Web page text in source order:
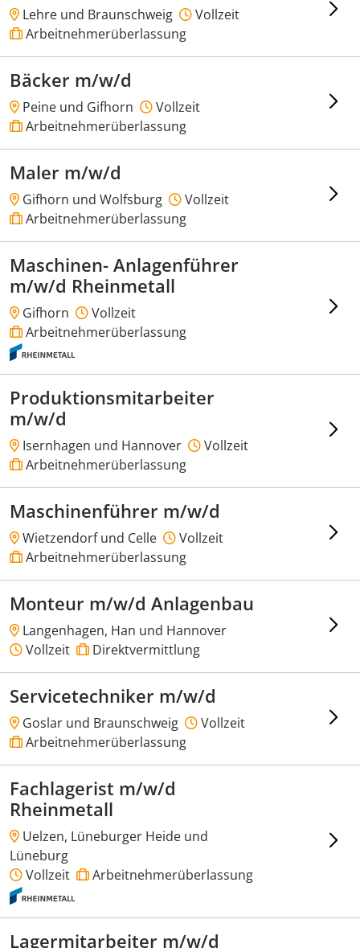
Lehre und Braunschweig
Vollzeit
Arbeitnehmerüberlassung
Bäcker m/w/d
Peine und Gifhorn
Vollzeit
Arbeitnehmerüberlassung
Maler m/w/d
Gifhorn und Wolfsburg
Vollzeit
Arbeitnehmerüberlassung
Maschinen- Anlagenführer
m/w/d Rheinmetall
Gifhorn
Vollzeit
Arbeitnehmerüberlassung
Produktionsmitarbeiter
m/w/d
Isernhagen und Hannover
Vollzeit
Arbeitnehmerüberlassung
Maschinenführer m/w/d
Wietzendorf und Celle
Vollzeit
Arbeitnehmerüberlassung
Monteur m/w/d Anlagenbau
Langenhagen, Han und Hannover
Vollzeit
Direktvermittlung
Servicetechniker m/w/d
Goslar und Braunschweig
Vollzeit
Arbeitnehmerüberlassung
Fachlagerist m/w/d
Rheinmetall
Uelzen, Lüneburger Heide und
Lüneburg
Vollzeit
Arbeitnehmerüberlassung
Lagermitarbeiter m/w/d